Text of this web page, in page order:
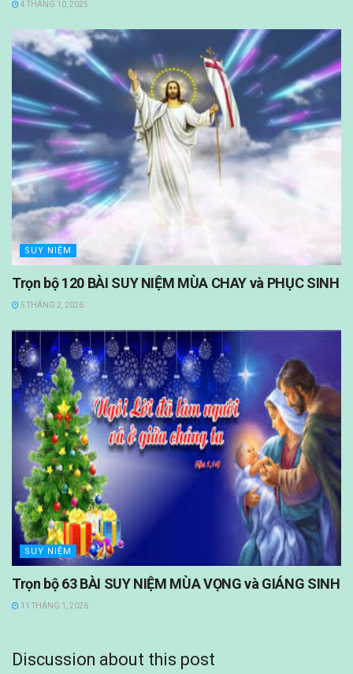
4 THÁNG 10, 2025
SUY NIỆM
Trọn bộ 120 BÀI SUY NIỆM MÙA CHAY và PHỤC SINH
5 THÁNG 2, 2026
SUY NIỆM
Trọn bộ 63 BÀI SUY NIỆM MÙA VỌNG và GIÁNG SINH
11 THÁNG 1, 2026
Discussion about this post